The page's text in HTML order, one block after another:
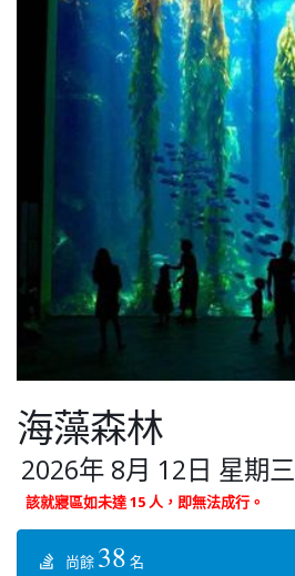
海藻森林
2026年 8月 12日 星期三
該就寢區如未達 15 人，即無法成行。
尚餘 38 名